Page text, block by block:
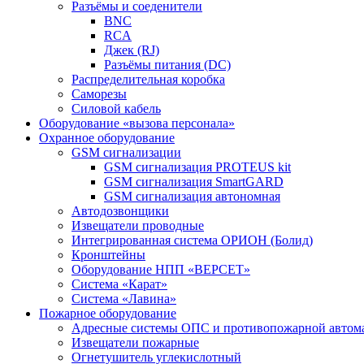
Разъёмы и соеденители
BNC
RCA
Джек (RJ)
Разъёмы питания (DC)
Распределительная коробка
Саморезы
Силовой кабель
Оборудование «вызова персонала»
Охранное оборудование
GSM сигнализации
GSM сигнализация PROTEUS kit
GSM сигнализация SmartGARD
GSM сигнализация автономная
Автодозвонщики
Извещатели проводные
Интегрированная система ОРИОН (Болид)
Кронштейны
Оборудование НПП «ВЕРСЕТ»
Система «Карат»
Система «Лавина»
Пожарное оборудование
Адресные системы ОПС и противопожарной
Извещатели пожарные
Огнетушитель углекислотный